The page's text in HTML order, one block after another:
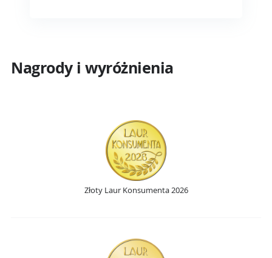
Nagrody i wyróżnienia
Złoty Laur Konsumenta 2026